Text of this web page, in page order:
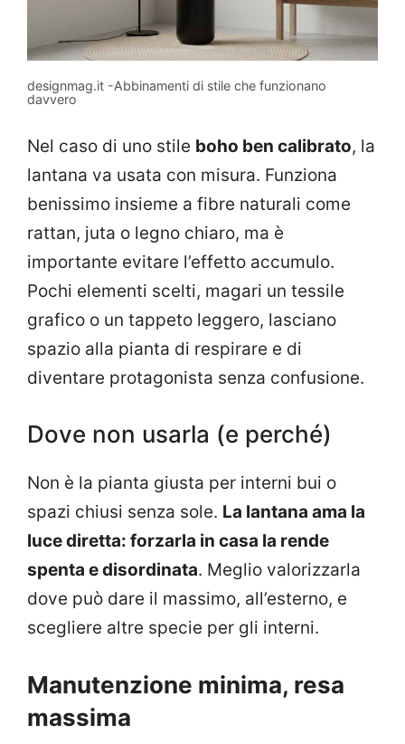
designmag.it -Abbinamenti di stile che funzionano
davvero
Nel caso di uno stile boho ben calibrato, la
lantana va usata con misura. Funziona
benissimo insieme a fibre naturali come
rattan, juta o legno chiaro, ma è
importante evitare l’effetto accumulo.
Pochi elementi scelti, magari un tessile
grafico o un tappeto leggero, lasciano
spazio alla pianta di respirare e di
diventare protagonista senza confusione.
Dove non usarla (e perché)
Non è la pianta giusta per interni bui o
spazi chiusi senza sole. La lantana ama la
luce diretta: forzarla in casa la rende
spenta e disordinata. Meglio valorizzarla
dove può dare il massimo, all’esterno, e
scegliere altre specie per gli interni.
Manutenzione minima, resa
massima